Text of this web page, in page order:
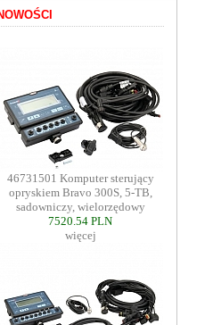
46731501 Komputer sterujący
opryskiem Bravo 300S, 5-TB,
sadowniczy, wielorzędowy
7520.54 PLN
więcej